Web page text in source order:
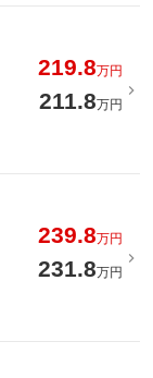
219.8万円
211.8万円
239.8万円
231.8万円